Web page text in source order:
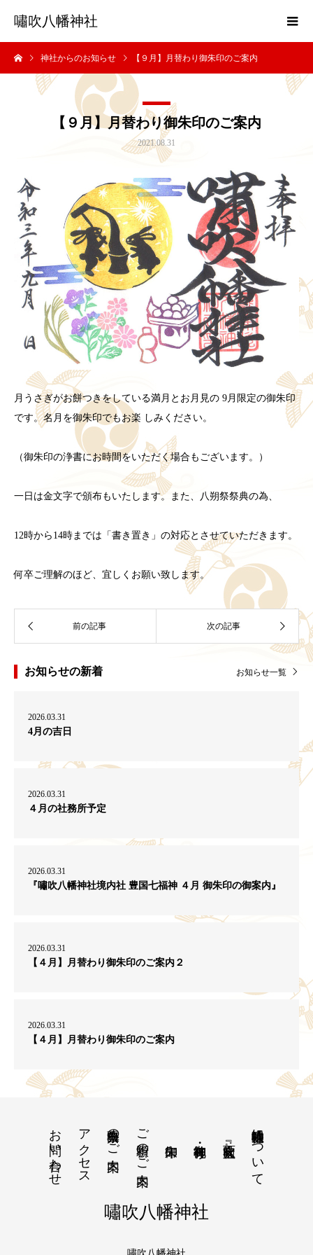
嘯吹八幡神社
神社からのお知らせ 【９月】月替わり御朱印のご案内
【９月】月替わり御朱印のご案内
2021.08.31
月うさぎがお餅つきをしている満月とお月見の 9月限定の御朱印
です。名月を御朱印でもお楽 しみください。
（御朱印の浄書にお時間をいただく場合もございます。）
一日は金文字で頒布もいたします。また、八朔祭祭典の為、
12時から14時までは「書き置き」の対応とさせていただきます。
何卒ご理解のほど、宜しくお願い致します。
お知らせの新着 お知らせ一覧
2026.03.31
4月の吉日
2026.03.31
４月の社務所予定
2026.03.31
『嘯吹八幡神社境内社 豊国七福神 ４月 御朱印の御案内』
2026.03.31
【４月】月替わり御朱印のご案内２
2026.03.31
【４月】月替わり御朱印のご案内
嘯吹八幡神社について
ご祈願のご案内
出張祭典のご案内
アクセス
お問い合わせ
嘯吹八幡神社